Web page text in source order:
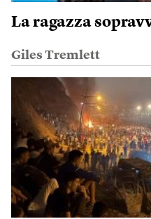
La ragazza
Giles Tremlett